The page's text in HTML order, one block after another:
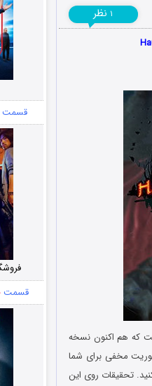
۱ نظر
که هم اکنون نسخه
مخفی برای شما
تحقیقات روی این
قسمت
قسمت